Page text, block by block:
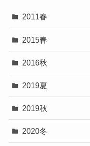
2011春
2015春
2016秋
2019夏
2019秋
2020冬